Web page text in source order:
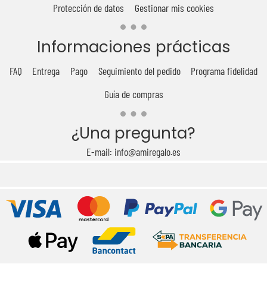
Protección de datos
Gestionar mis cookies
Informaciones prácticas
FAQ Entrega Pago Seguimiento del pedido
Programa fidelidad
Guía de compras
¿Una pregunta?
E-mail: info@amiregalo.es